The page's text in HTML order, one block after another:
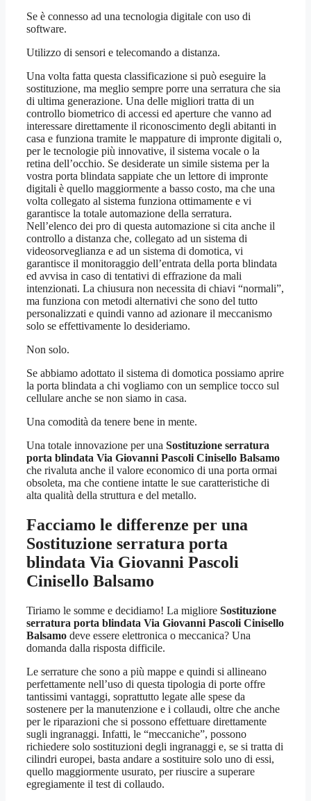
Se è connesso ad una tecnologia digitale con uso di
software.
Utilizzo di sensori e telecomando a distanza.
Una volta fatta questa classificazione si può eseguire la
sostituzione, ma meglio sempre porre una serratura che sia
di ultima generazione. Una delle migliori tratta di un
controllo biometrico di accessi ed aperture che vanno ad
interessare direttamente il riconoscimento degli abitanti in
casa e funziona tramite le mappature di impronte digitali o,
per le tecnologie più innovative, il sistema vocale o la
retina dell’occhio. Se desiderate un simile sistema per la
vostra porta blindata sappiate che un lettore di impronte
digitali è quello maggiormente a basso costo, ma che una
volta collegato al sistema funziona ottimamente e vi
garantisce la totale automazione della serratura.
Nell’elenco dei pro di questa automazione si cita anche il
controllo a distanza che, collegato ad un sistema di
videosorveglianza e ad un sistema di domotica, vi
garantisce il monitoraggio dell’entrata della porta blindata
ed avvisa in caso di tentativi di effrazione da mali
intenzionati. La chiusura non necessita di chiavi “normali”,
ma funziona con metodi alternativi che sono del tutto
personalizzati e quindi vanno ad azionare il meccanismo
solo se effettivamente lo desideriamo.
Non solo.
Se abbiamo adottato il sistema di domotica possiamo aprire
la porta blindata a chi vogliamo con un semplice tocco sul
cellulare anche se non siamo in casa.
Una comodità da tenere bene in mente.
Una totale innovazione per una Sostituzione serratura
porta blindata Via Giovanni Pascoli Cinisello Balsamo
che rivaluta anche il valore economico di una porta ormai
obsoleta, ma che contiene intatte le sue caratteristiche di
alta qualità della struttura e del metallo.
Facciamo le differenze per una
Sostituzione serratura porta
blindata Via Giovanni Pascoli
Cinisello Balsamo
Tiriamo le somme e decidiamo! La migliore Sostituzione
serratura porta blindata Via Giovanni Pascoli Cinisello
Balsamo deve essere elettronica o meccanica? Una
domanda dalla risposta difficile.
Le serrature che sono a più mappe e quindi si allineano
perfettamente nell’uso di questa tipologia di porte offre
tantissimi vantaggi, soprattutto legate alle spese da
sostenere per la manutenzione e i collaudi, oltre che anche
per le riparazioni che si possono effettuare direttamente
sugli ingranaggi. Infatti, le “meccaniche”, possono
richiedere solo sostituzioni degli ingranaggi e, se si tratta di
cilindri europei, basta andare a sostituire solo uno di essi,
quello maggiormente usurato, per riuscire a superare
egregiamente il test di collaudo.